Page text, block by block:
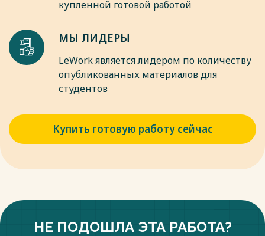
Весь текст будет доступенпосле покупки
купленной готовой работой
МЫ ЛИДЕРЫ
LeWork является лидером по количеству
опубликованных материалов для
студентов
Купить готовую работу сейчас
НЕ ПОДОШЛА ЭТА РАБОТА?